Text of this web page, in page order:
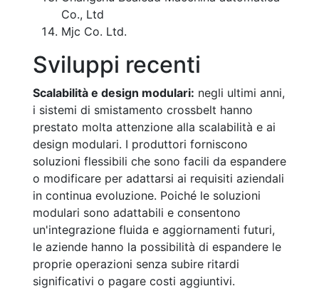
Co., Ltd
Mjc Co. Ltd.
Sviluppi recenti
Scalabilità e design modulari: negli ultimi anni,
i sistemi di smistamento crossbelt hanno
prestato molta attenzione alla scalabilità e ai
design modulari. I produttori forniscono
soluzioni flessibili che sono facili da espandere
o modificare per adattarsi ai requisiti aziendali
in continua evoluzione. Poiché le soluzioni
modulari sono adattabili e consentono
un'integrazione fluida e aggiornamenti futuri,
le aziende hanno la possibilità di espandere le
proprie operazioni senza subire ritardi
significativi o pagare costi aggiuntivi.